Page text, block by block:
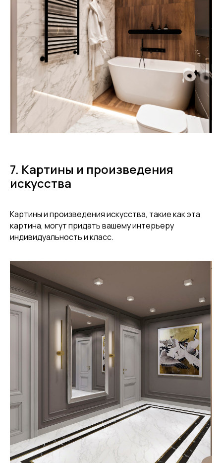
7. Картины и произведения
искусства
Картины и произведения искусства, такие как эта
картина, могут придать вашему интерьеру
индивидуальность и класс.